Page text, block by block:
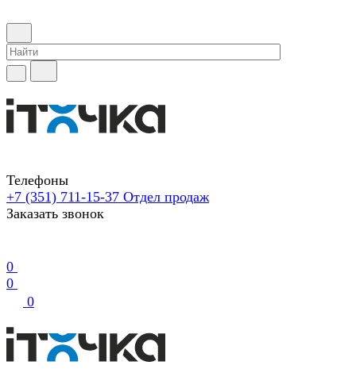
Телефоны
+7 (351) 711-15-37 Отдел продаж
Заказать звонок
0
0
0